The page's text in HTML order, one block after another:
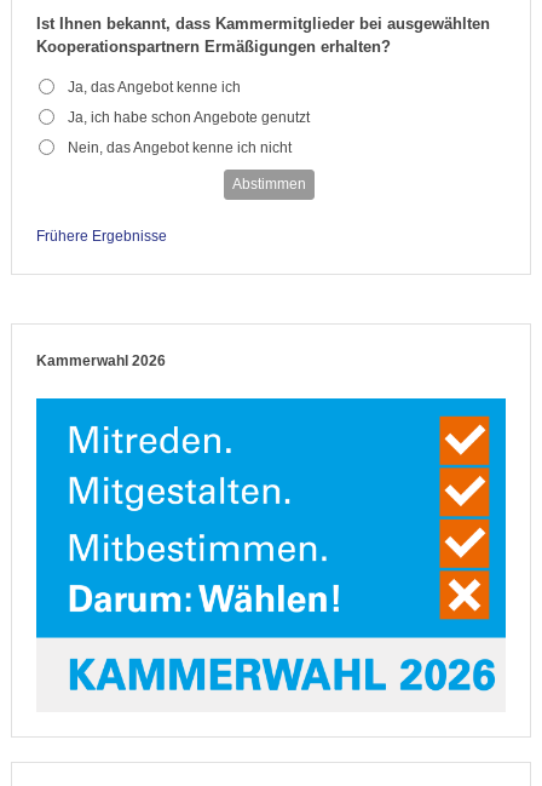
Ist Ihnen bekannt, dass Kammermitglieder bei ausgewählten
Kooperationspartnern Ermäßigungen erhalten?
Ja, das Angebot kenne ich
Ja, ich habe schon Angebote genutzt
Nein, das Angebot kenne ich nicht
Abstimmen
Frühere Ergebnisse
Kammerwahl 2026